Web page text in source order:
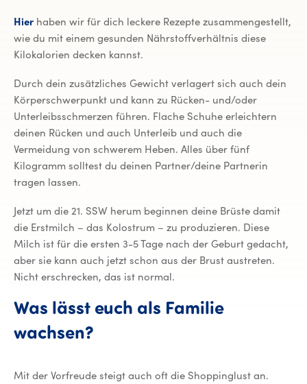
Hier haben wir für dich leckere Rezepte zusammengestellt,
wie du mit einem gesunden Nährstoffverhältnis diese
Kilokalorien decken kannst.
Durch dein zusätzliches Gewicht verlagert sich auch dein
Körperschwerpunkt und kann zu Rücken- und/oder
Unterleibsschmerzen führen. Flache Schuhe erleichtern
deinen Rücken und auch Unterleib und auch die
Vermeidung von schwerem Heben. Alles über fünf
Kilogramm solltest du deinen Partner/deine Partnerin
tragen lassen.
Jetzt um die 21. SSW herum beginnen deine Brüste damit
die Erstmilch – das Kolostrum – zu produzieren. Diese
Milch ist für die ersten 3-5 Tage nach der Geburt gedacht,
aber sie kann auch jetzt schon aus der Brust austreten.
Nicht erschrecken, das ist normal.
Was lässt euch als Familie
wachsen?
Mit der Vorfreude steigt auch oft die Shoppinglust an.